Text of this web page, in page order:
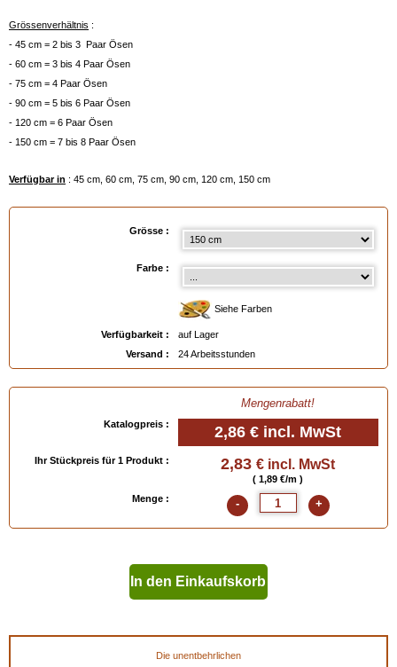
Grössenverhältnis :
- 45 cm = 2 bis 3 Paar Ösen
- 60 cm = 3 bis 4 Paar Ösen
- 75 cm = 4 Paar Ösen
- 90 cm = 5 bis 6 Paar Ösen
- 120 cm = 6 Paar Ösen
- 150 cm = 7 bis 8 Paar Ösen
Verfügbar in : 45 cm, 60 cm, 75 cm, 90 cm, 120 cm, 150 cm
Grösse :
Farbe :
Siehe Farben
Verfügbarkeit :
auf Lager
Versand :
24 Arbeitsstunden
Mengenrabatt!
Katalogpreis : 2,86 € incl. MwSt
Ihr Stückpreis für 1 Produkt : 2,83 € incl. MwSt
( 1,89 €/m )
Menge :
- +
In den Einkaufskorb
Die unentbehrlichen